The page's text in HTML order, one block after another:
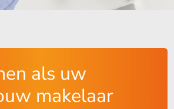
als uw
makelaar